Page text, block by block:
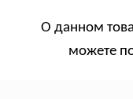
О данном
можете